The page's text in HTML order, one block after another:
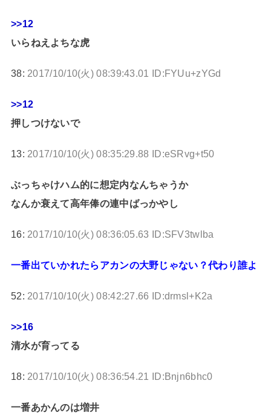
>>12
いらねえよちな虎
38: 2017/10/10(火) 08:39:43.01 ID:FYUu+zYGd
>>12
押しつけないで
13: 2017/10/10(火) 08:35:29.88 ID:eSRvg+t50
ぶっちゃけハム的に想定内なんちゃうか
なんか衰えて高年俸の連中ばっかやし
16: 2017/10/10(火) 08:36:05.63 ID:SFV3twlba
一番出ていかれたらアカンの大野じゃない？代わり誰よ
52: 2017/10/10(火) 08:42:27.66 ID:drmsl+K2a
>>16
清水が育ってる
18: 2017/10/10(火) 08:36:54.21 ID:Bnjn6bhc0
一番あかんのは増井